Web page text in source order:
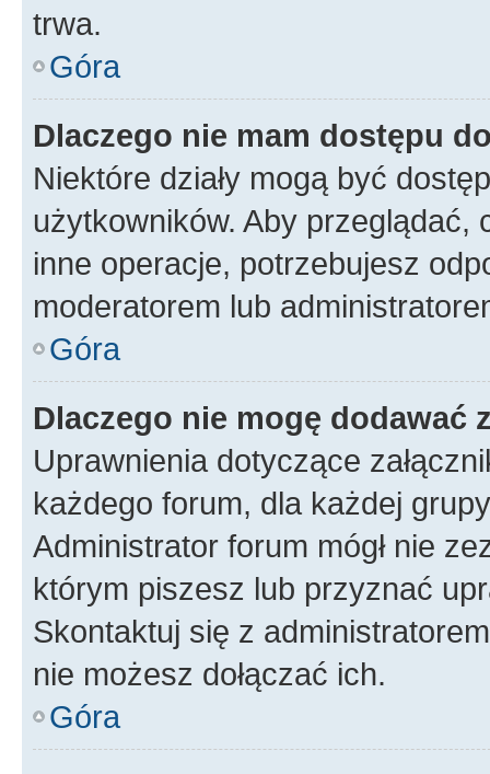
trwa.
Góra
Dlaczego nie mam dostępu
Niektóre działy mogą być
użytkowników. Aby
inne operacje, potrzebujesz
moderatorem lub
Góra
Dlaczego nie mogę dodawać
Uprawnienia dotyczące
każdego forum, dla każdej
Administrator forum mógł nie
którym piszesz lub przyznać
Skontaktuj się z
nie możesz dołączać ich.
Góra